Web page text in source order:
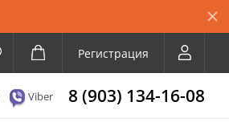
Регистрация
Viber 8 (903) 134-16-08